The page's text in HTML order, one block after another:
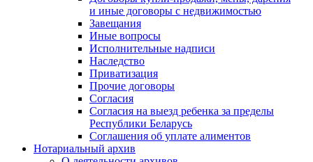
и иные договоры с недвижимостью
Завещания
Иные вопросы
Исполнительные надписи
Наследство
Приватизация
Прочие договоры
Согласия
Согласия на выезд ребенка за пределы
Республики Беларусь
Соглашения об уплате алиментов
Нотариальный архив